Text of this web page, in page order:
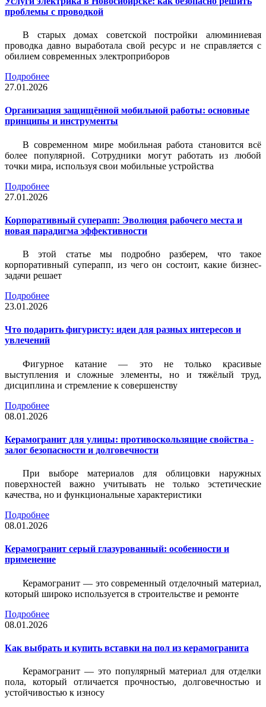
проблемы с проводкой
В старых домах советской постройки алюминиевая
проводка давно выработала свой ресурс и не справляется с
обилием современных электроприборов
Подробнее
27.01.2026
Организация защищённой мобильной работы: основные
принципы и инструменты
В современном мире мобильная работа становится всё
более популярной. Сотрудники могут работать из любой
точки мира, используя свои мобильные устройства
Подробнее
27.01.2026
Корпоративный суперапп: Эволюция рабочего места и
новая парадигма эффективности
В этой статье мы подробно разберем, что такое
корпоративный суперапп, из чего он состоит, какие бизнес-
задачи решает
Подробнее
23.01.2026
Что подарить фигуристу: идеи для разных интересов и
увлечений
Фигурное катание — это не только красивые
выступления и сложные элементы, но и тяжёлый труд,
дисциплина и стремление к совершенству
Подробнее
08.01.2026
Керамогранит для улицы: противоскользящие свойства -
залог безопасности и долговечности
При выборе материалов для облицовки наружных
поверхностей важно учитывать не только эстетические
качества, но и функциональные характеристики
Подробнее
08.01.2026
Керамогранит серый глазурованный: особенности и
применение
Керамогранит — это современный отделочный материал,
который широко используется в строительстве и ремонте
Подробнее
08.01.2026
Как выбрать и купить вставки на пол из керамогранита
Керамогранит — это популярный материал для отделки
пола, который отличается прочностью, долговечностью и
устойчивостью к износу